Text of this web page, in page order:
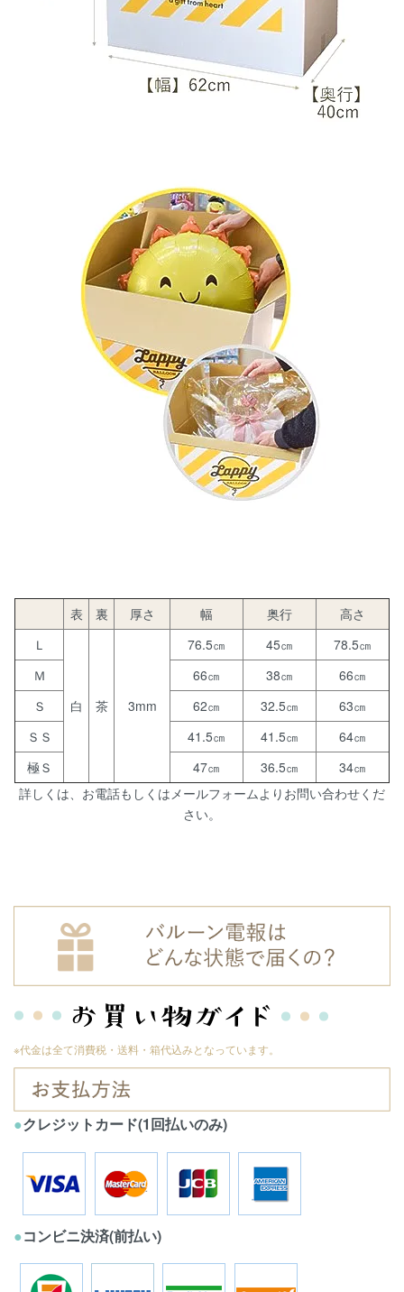
表 裏 厚さ 幅 奥行
高さ
Ｌ
白 茶 3mm
76.5㎝ 45㎝
78.5㎝
Ｍ
66㎝ 38㎝
66㎝
Ｓ
62㎝ 32.5㎝
63㎝
ＳＳ
41.5㎝ 41.5㎝
64㎝
極Ｓ
47㎝ 36.5㎝
34㎝
詳しくは、お電話もしくはメールフォームよりお問い合わせくだ
さい。
※代金は全て消費税・送料・箱代込みとなっています。
●クレジットカード(1回払いのみ)
●コンビニ決済(前払い)